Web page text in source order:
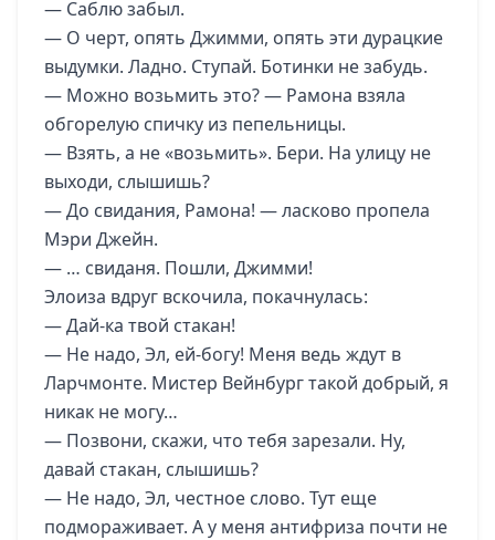
— Саблю забыл.
— О черт, опять Джимми, опять эти дурацкие
выдумки. Ладно. Ступай. Ботинки не забудь.
— Можно возьмить это? — Рамона взяла
обгорелую спичку из пепельницы.
— Взять, а не «возьмить». Бери. На улицу не
выходи, слышишь?
— До свидания, Рамона! — ласково пропела
Мэри Джейн.
— … свиданя. Пошли, Джимми!
Элоиза вдруг вскочила, покачнулась:
— Дай-ка твой стакан!
— Не надо, Эл, ей-богу! Меня ведь ждут в
Ларчмонте. Мистер Вейнбург такой добрый, я
никак не могу…
— Позвони, скажи, что тебя зарезали. Ну,
давай стакан, слышишь?
— Не надо, Эл, честное слово. Тут еще
подмораживает. А у меня антифриза почти не